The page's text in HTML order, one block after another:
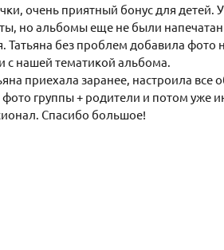
очень приятный бонус для детей.
но альбомы еще не были
без проблем добавила фото
с нашей тематикой альбома.
приехала заранее, настроила все
группы + родители и потом уже
Спасибо большое!